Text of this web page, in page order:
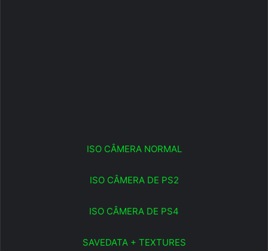
ISO CÂMERA NORMAL
ISO CÂMERA DE PS2
ISO CÂMERA DE PS4
SAVEDATA + TEXTURES